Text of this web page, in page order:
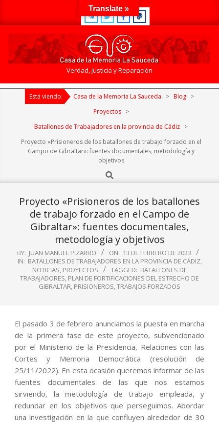
de
Sauceda
Verdad, Justicia y Reparación
Primary
NavigationEstá viendo: Casa de la Memoria La Sauceda > Blog >
Proyectos
>
Batallones de Trabajadores en la provincia de Cádiz >
Proyecto «Prisioneros de los batallones de trabajo forzado en el
Campo de Gibraltar»: fuentes documentales, metodología y
objetivos
Search
Proyecto «Prisioneros de los batallones
de trabajo forzado en el Campo de
Gibraltar»: fuentes documentales,
metodología y objetivos
BY: JUAN MANUEL PIZARRO ON: 13 DE FEBRERO DE 2023
IN: BATALLONES DE TRABAJADORES EN LA PROVINCIA DE CÁDIZ,
NOTICIAS, PROYECTOS TAGGED: BATALLONES DE
TRABAJADORES, PLAN DE FORTIFICACIONES DEL ESTRECHO DE
GIBRALTAR, PRISIONEROS,TRABAJOS FORZADOS
El pasado 3 de febrero anunciamos la puesta en marcha
de la primera fase de este proyecto, subvencionado
por el Ministerio de la Presidencia, Relaciones con las
Cortes y Memoria Democrática (resolución de
25/11/2022). En esta ocasión queremos informar de las
fuentes documentales de las que nos estamos
sirviendo, la metodología de trabajo empleada, y
redundar en los objetivos que perseguimos. Abordar
una investigación en la que confluyen alrededor de 30
Translate »